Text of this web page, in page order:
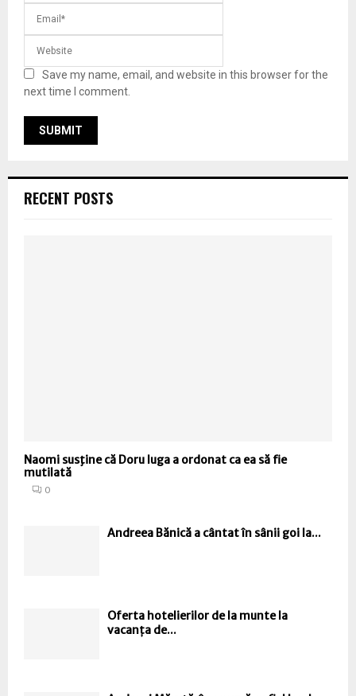
Save my name, email, and website in this browser for the
next time I comment.
RECENT POSTS
Naomi susţine că Doru Iuga a ordonat ca ea să fie
mutilată
0
Andreea Bănică a cântat în sânii goi la...
Oferta hotelierilor de la munte la
vacanța de...